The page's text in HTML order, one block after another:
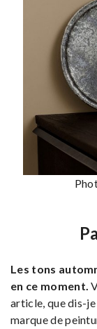
Les tons
en ce moment.
article, que dis-
marque de